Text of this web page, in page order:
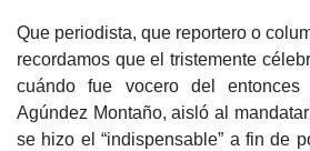
Que periodista, que reportero o
recordamos que el tristemente
cuándo fue vocero del entonces
Agúndez Montaño, aisló al
se hizo el “indispensable” a fin de